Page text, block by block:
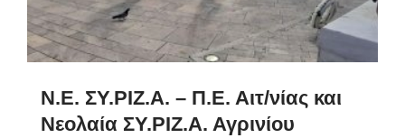
Ν.Ε. ΣΥ.ΡΙΖ.Α. – Π.Ε. Αιτ/νίας και
Νεολαία ΣΥ.ΡΙΖ.Α. Αγρινίου